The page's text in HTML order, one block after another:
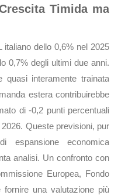
Timida ma
dello 0,6% nel 2025
0,7% degli ultimi due anni.
interamente trainata
estera contribuirebbe
di -0,2 punti percentuali
Queste previsioni, pur
espansione economica
analisi. Un confronto con
Europea, Fondo
fornire una valutazione più